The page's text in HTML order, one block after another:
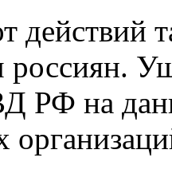
действий
россиян.
РФ на